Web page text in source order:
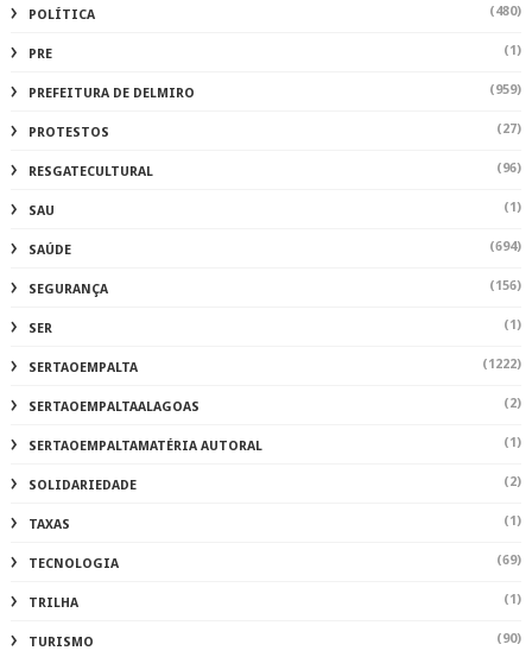
POLÍTICA (480)
PRE (1)
PREFEITURA DE DELMIRO (959)
PROTESTOS (27)
RESGATECULTURAL (96)
SAU (1)
SAÚDE (694)
SEGURANÇA (156)
SER (1)
SERTAOEMPALTA (1222)
SERTAOEMPALTAALAGOAS (2)
SERTAOEMPALTAMATÉRIA AUTORAL (1)
SOLIDARIEDADE (2)
TAXAS (1)
TECNOLOGIA (69)
TRILHA (1)
TURISMO (90)